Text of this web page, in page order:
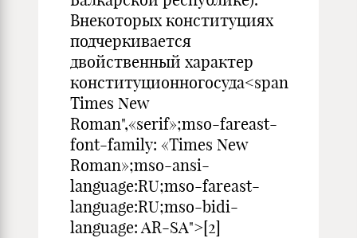
Внекоторых конституциях
подчеркивается
двойственный характер
конституционногосуда<span
Times New
Roman",«serif»;mso-fareast-
font-family: «Times New
Roman»;mso-ansi-
language:RU;mso-fareast-
language:RU;mso-bidi-
language: AR-SA">[2]